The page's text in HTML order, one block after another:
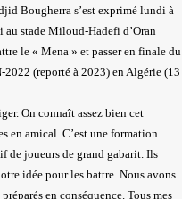
Bougherra s’est exprimé lundi à
au stade Miloud-Hadefi d’Oran
le « Mena » et passer en finale du
(reporté à 2023) en Algérie (13
On connaît assez bien cet
en amical. C’est une formation
de joueurs de grand gabarit. Ils
idée pour les battre. Nous avons
en conséquence. Tous mes